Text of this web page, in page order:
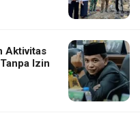
Aktivitas
Izin